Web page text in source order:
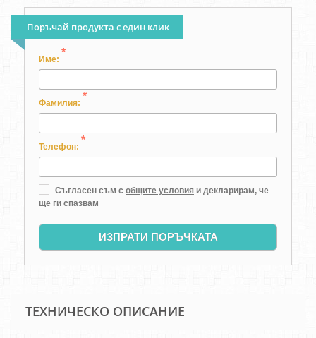
Поръчай продукта с един клик
Име:
*
Фамилия:
*
Телефон:
*
Съгласен съм с общите условия и декларирам, че
ще ги спазвам
ИЗПРАТИ ПОРЪЧКАТА
ТЕХНИЧЕСКО ОПИСАНИЕ